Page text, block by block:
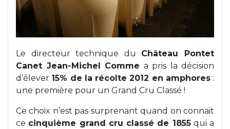
Le directeur technique du Château Pontet
Canet Jean-Michel Comme a pris la décision
d’élever 15% de la récolte 2012 en amphores:
une première pour un Grand Cru Classé !
Ce choix n’est pas surprenant quand on connait
ce cinquième grand cru classé de 1855qui a